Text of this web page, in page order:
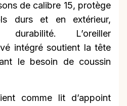
de calibre 15, protège
durs et en extérieur,
L’oreiller
intégré soutient la tête
le besoin de coussin
comme lit d’appoint